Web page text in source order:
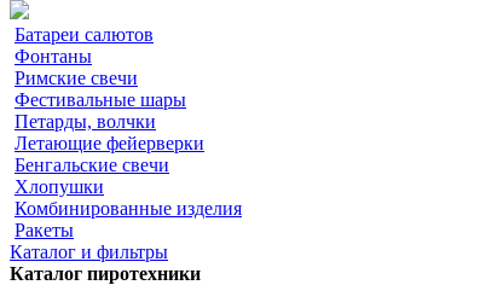
Батареи салютов
Фонтаны
Римские свечи
Фестивальные шары
Петарды, волчки
Летающие фейерверки
Бенгальские свечи
Хлопушки
Комбинированные изделия
Ракеты
Каталог и фильтры
Каталог пиротехники